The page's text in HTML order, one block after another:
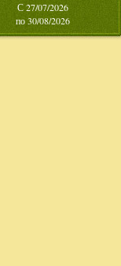
С 27/07/2026
по 30/08/2026